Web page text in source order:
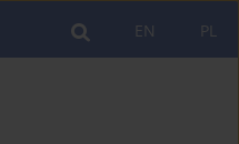
PL
EN